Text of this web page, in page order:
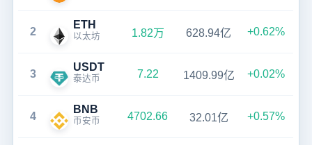
2
ETH
以太坊 1.82万 628.94亿 +0.62%
3
USDT
泰达币 7.22 1409.99亿 +0.02%
4
BNB
币安币 4702.66 32.01亿 +0.57%